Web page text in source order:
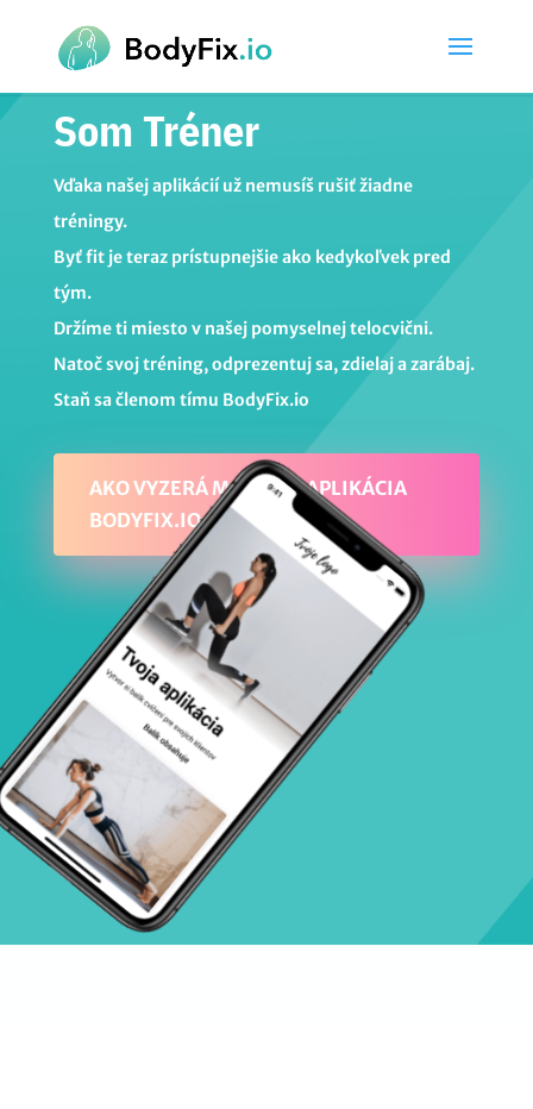
Som Tréner
Vďaka našej aplikácií už nemusíš rušiť žiadne
tréningy.
Byť fit je teraz prístupnejšie ako kedykoľvek pred
tým.
Držíme ti miesto v našej pomyselnej telocvični.
Natoč svoj tréning, odprezentuj sa, zdielaj a zarábaj.
Staň sa členom tímu BodyFix.io
AKO VYZERÁ MOBILNÁ APLIKÁCIA
BODYFIX.IO